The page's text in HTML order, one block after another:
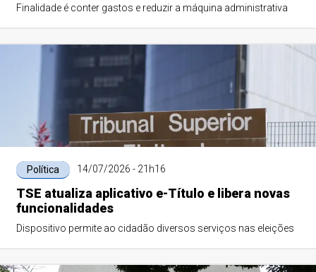
Finalidade é conter gastos e reduzir a máquina administrativa
Política 14/07/2026 - 21h16
TSE atualiza aplicativo e-Título e libera novas
funcionalidades
Dispositivo permite ao cidadão diversos serviços nas eleições